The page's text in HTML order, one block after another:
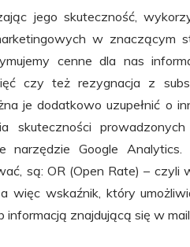
jego skuteczność,
w znaczącym
cenne dla nas
czy też rezygnacja z
je dodatkowo uzupełnić o
skuteczności prowadzonych
narzędzie Google Analytics.
są: OR (Open Rate) – czyli
więc wskaźnik, który
znajdującą się w